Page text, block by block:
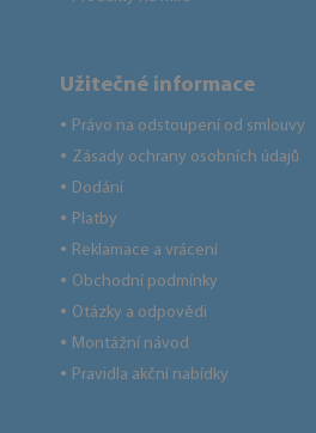
Užitečné informace
● Právo na odstoupení od smlouvy
● Zásady ochrany osobních údajů
● Dodání
● Platby
● Reklamace a vrácení
● Obchodní podmínky
● Otázky a odpovědi
● Montážní návod
● Pravidla akční nabídky